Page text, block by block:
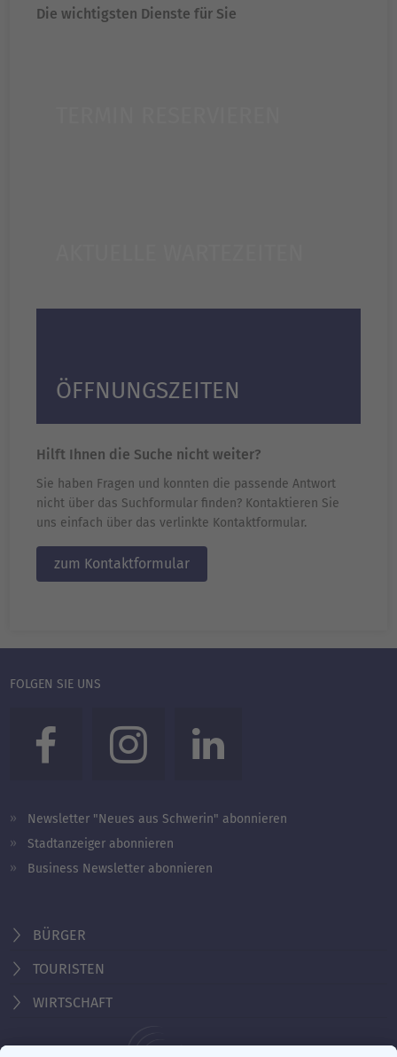
Die wichtigsten Dienste für Sie
ÖFFNUNGSZEITEN
Hilft Ihnen die Suche nicht weiter?
Sie haben Fragen und konnten die passende Antwort
nicht über das Suchformular finden? Kontaktieren Sie
uns einfach über das verlinkte Kontaktformular.
zum Kontaktformular
FOLGEN SIE UNS
Newsletter "Neues aus Schwerin" abonnieren
Stadtanzeiger abonnieren
Business Newsletter abonnieren
BÜRGER
TOURISTEN
WIRTSCHAFT